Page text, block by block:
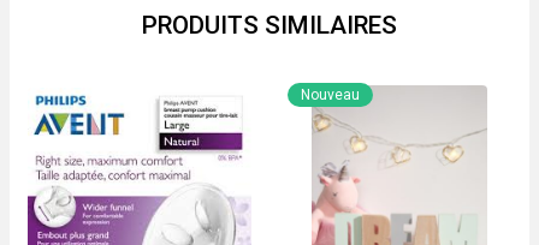
PRODUITS SIMILAIRES
Nouveau